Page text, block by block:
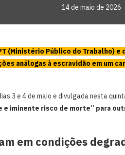
14 de maio de 2026
(Ministério Público do Trabalho)
análogas à escravidão em um
3 e 4 de maio e divulgada nesta
e iminente risco de morte” para
em condições